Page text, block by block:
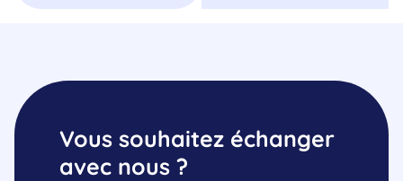
Vous souhaitez échanger
avec nous ?